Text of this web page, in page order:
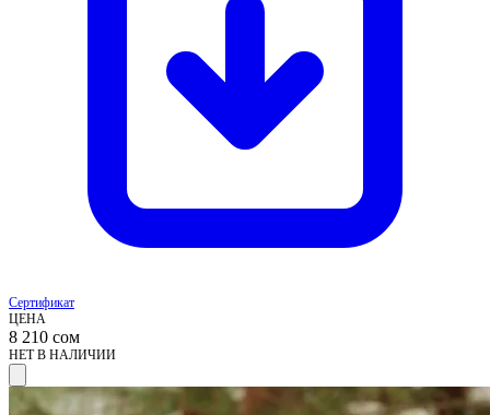
Сертификат
ЦЕНА
8 210 сом
НЕТ В НАЛИЧИИ